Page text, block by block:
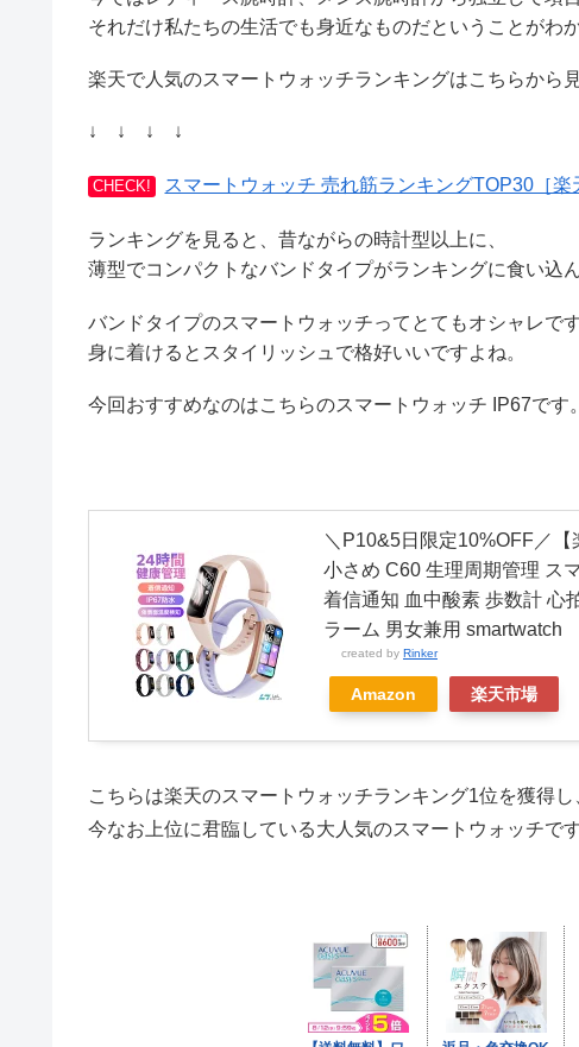
それだけ私たちの生活でも身近なものだということがわ
楽天で人気のスマートウォッチランキングはこちらから
↓ ↓ ↓ ↓
CHECK! スマートウォッチ 売れ筋ランキングTOP30［楽
ランキングを見ると、昔ながらの時計型以上に、
薄型でコンパクトなバンドタイプがランキングに食い込
バンドタイプのスマートウォッチってとてもオシャレです
身に着けるとスタイリッシュで格好いいですよね。
今回おすすめなのはこちらのスマートウォッチ IP67です。
＼P10&5日限定10%OFF／
小さめ C60 生理周期管理 ス
着信通知 血中酸素 歩数計 心
ラーム 男女兼用 smartwatch
created by Rinker
Amazon 楽天市場
こちらは楽天のスマートウォッチランキング1位を獲得し
今なお上位に君臨している大人気のスマートウォッチです